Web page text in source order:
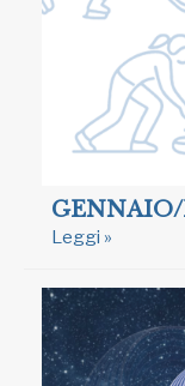
Leggi »